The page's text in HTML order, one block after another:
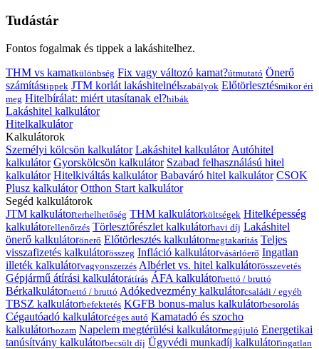
Tudástár
Fontos fogalmak és tippek a lakáshitelhez.
THM vs kamatkülönbség Fix vagy változó kamat?útmutató Önerő
számítástippek JTM korlát lakáshitelnélszabályok Előtörlesztésmikor éri
meg Hitelbírálat: miért utasítanak el?hibák
Lakáshitel kalkulátor
Hitelkalkulátor
Kalkulátorok
Személyi kölcsön kalkulátor Lakáshitel kalkulátor Autóhitel
kalkulátor Gyorskölcsön kalkulátor Szabad felhasználású hitel
kalkulátor Hitelkiváltás kalkulátor Babaváró hitel kalkulátor CSOK
Plusz kalkulátor Otthon Start kalkulátor
Segéd kalkulátorok
JTM kalkulátorterhelhetőség THM kalkulátorköltségek Hitelképesség
kalkulátorellenőrzés Törlesztőrészlet kalkulátorhavi díj Lakáshitel
önerő kalkulátorönerő Előtörlesztés kalkulátormegtakarítás Teljes
visszafizetés kalkulátorösszeg Infláció kalkulátorvásárlóerő Ingatlan
illeték kalkulátorvagyonszerzés Albérlet vs. hitel kalkulátorösszevetés
Gépjármű átírási kalkulátorátírás ÁFA kalkulátornettó / bruttó
Bérkalkulátornettó / bruttó Adókedvezmény kalkulátorcsaládi / egyéb
TBSZ kalkulátorbefektetés KGFB bonus-malus kalkulátorbesorolás
Cégautóadó kalkulátorcéges autó Kamatadó és szocho
kalkulátorhozam Napelem megtérülési kalkulátormegújuló Energetikai
tanúsítvány kalkulátorbecsült díj Ügyvédi munkadíj kalkulátoringatlan